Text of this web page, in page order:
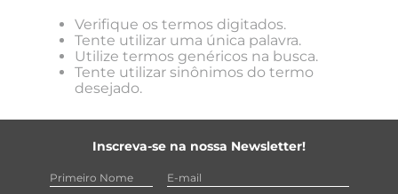
Verifique os termos digitados.
Tente utilizar uma única palavra.
Utilize termos genéricos na busca.
Tente utilizar sinônimos do termo
desejado.
Inscreva-se na nossa Newsletter!